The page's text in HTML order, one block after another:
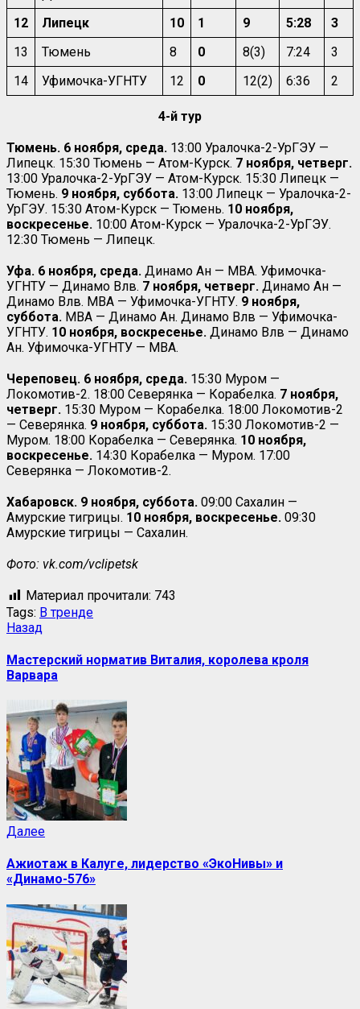
12
Липецк 10 1 9 5:28
3
13
Тюмень 8 0 8(3) 7:24
3
14
Уфимочка-УГНТУ 12 0 12(2) 6:36 2
4-й тур
Тюмень. 6 ноября, среда. 13:00 Уралочка-2-УрГЭУ —
Липецк. 15:30 Тюмень — Атом-Курск. 7 ноября, четверг.
13:00 Уралочка-2-УрГЭУ — Атом-Курск. 15:30 Липецк —
Тюмень. 9 ноября, суббота. 13:00 Липецк — Уралочка-2-
УрГЭУ. 15:30 Атом-Курск — Тюмень. 10 ноября,
воскресенье. 10:00 Атом-Курск — Уралочка-2-УрГЭУ.
12:30 Тюмень — Липецк.
Уфа. 6 ноября, среда. Динамо Ан — МВА. Уфимочка-
УГНТУ — Динамо Влв. 7 ноября, четверг. Динамо Ан —
Динамо Влв. МВА — Уфимочка-УГНТУ. 9 ноября,
суббота. МВА — Динамо Ан. Динамо Влв — Уфимочка-
УГНТУ. 10 ноября, воскресенье. Динамо Влв — Динамо
Ан. Уфимочка-УГНТУ — МВА.
Череповец. 6 ноября, среда. 15:30 Муром —
Локомотив-2. 18:00 Северянка — Корабелка. 7 ноября,
четверг. 15:30 Муром — Корабелка. 18:00 Локомотив-2
— Северянка. 9 ноября, суббота. 15:30 Локомотив-2 —
Муром. 18:00 Корабелка — Северянка. 10 ноября,
воскресенье. 14:30 Корабелка — Муром. 17:00
Северянка — Локомотив-2.
Хабаровск. 9 ноября, суббота. 09:00 Сахалин —
Амурские тигрицы. 10 ноября, воскресенье. 09:30
Амурские тигрицы — Сахалин.
Фото: vk.com/vclipetsk
Материал прочитали: 743
Tags: В тренде
Назад
Мастерский норматив Виталия, королева кроля
Варвара
Далее
Ажиотаж в Калуге, лидерство «ЭкоНивы» и
«Динамо-576»